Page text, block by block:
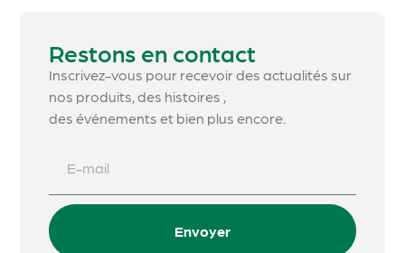
Restons en contact
Inscrivez-vous pour recevoir des actualités sur
nos produits, des histoires ,
des événements et bien plus encore.
Envoyer